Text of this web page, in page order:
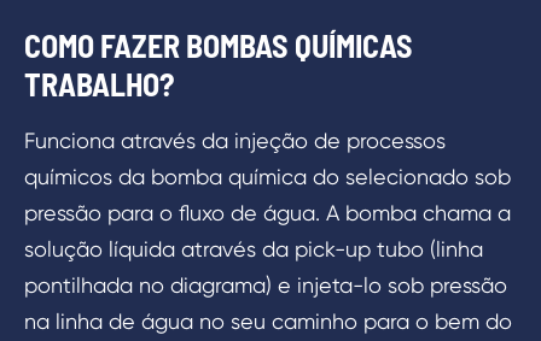
COMO FAZER BOMBAS QUÍMICAS
TRABALHO?
Funciona através da injeção de processos
químicos da bomba química do selecionado sob
pressão para o fluxo de água. A bomba chama a
solução líquida através da pick-up tubo (linha
pontilhada no diagrama) e injeta-lo sob pressão
na linha de água no seu caminho para o bem do